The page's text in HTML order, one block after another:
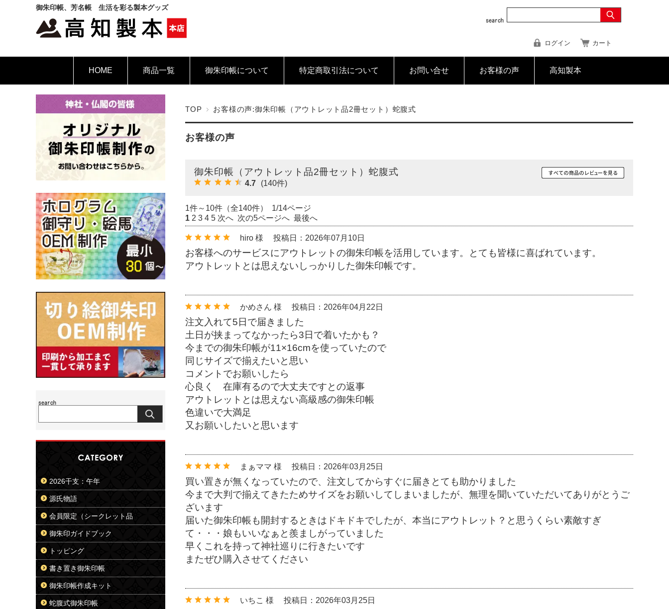
御朱印帳、芳名帳 生活を彩る製本グッズ
ログイン カート
HOME 商品一覧 御朱印帳について 特定商取引法について お問い合せ お客様の声 高知製本
TOP お客様の声:御朱印帳（アウトレット品2冊セット）蛇腹式
お客様の声
御朱印帳（アウトレット品2冊セット）蛇腹式
4.7 (140件)
1件～10件（全140件） 1/14ページ
1 2 3 4 5 次へ 次の5ページへ 最後へ
hiro 様 投稿日：2026年07月10日
お客様へのサービスにアウトレットの御朱印帳を活用しています。とても皆様に喜ばれています。
アウトレットとは思えないしっかりした御朱印帳です。
かめさん 様 投稿日：2026年04月22日
注文入れて5日で届きました
土日が挟まってなかったら3日で着いたかも？
今までの御朱印帳が11×16cmを使っていたので
同じサイズで揃えたいと思い
コメントでお願いしたら
心良く 在庫有るので大丈夫ですとの返事
アウトレットとは思えない高級感の御朱印帳
色違いで大満足
又お願いしたいと思います
まぁママ 様 投稿日：2026年03月25日
買い置きが無くなっていたので、注文してからすぐに届きとても助かりました
今まで大判で揃えてきたためサイズをお願いしてしまいましたが、無理を聞いていただいてありがとうご
ざいます
届いた御朱印帳も開封するときはドキドキでしたが、本当にアウトレット？と思うくらい素敵すぎ
て・・・娘もいいなぁと羨ましがっていました
早くこれを持って神社巡りに行きたいです
またぜひ購入させてください
いちこ 様 投稿日：2026年03月25日
2026干支：午年
源氏物語
会員限定（シークレット品
御朱印ガイドブック
トッピング
書き置き御朱印帳
御朱印帳作成キット
蛇腹式御朱印帳